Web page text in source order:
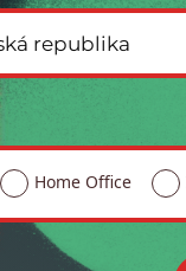
Home Office